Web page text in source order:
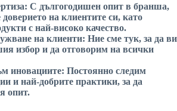
С дългогодишен опит в бранша,
на клиентите си, като
с най-високо качество.
на клиенти: Ние сме тук, за да ви
избор и да отговорим на всички
иновациите: Постоянно следим
и най-добрите практики, за да
опит.